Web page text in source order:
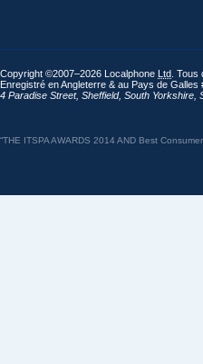
Copyright ©2007–2026 Localphone Ltd .
Enregistré en Angleterre & au Pays de Galles
4 Paradise Street, Sheffield, South Yorkshire
“THE ITSPA AWARDS 2014 AND Best